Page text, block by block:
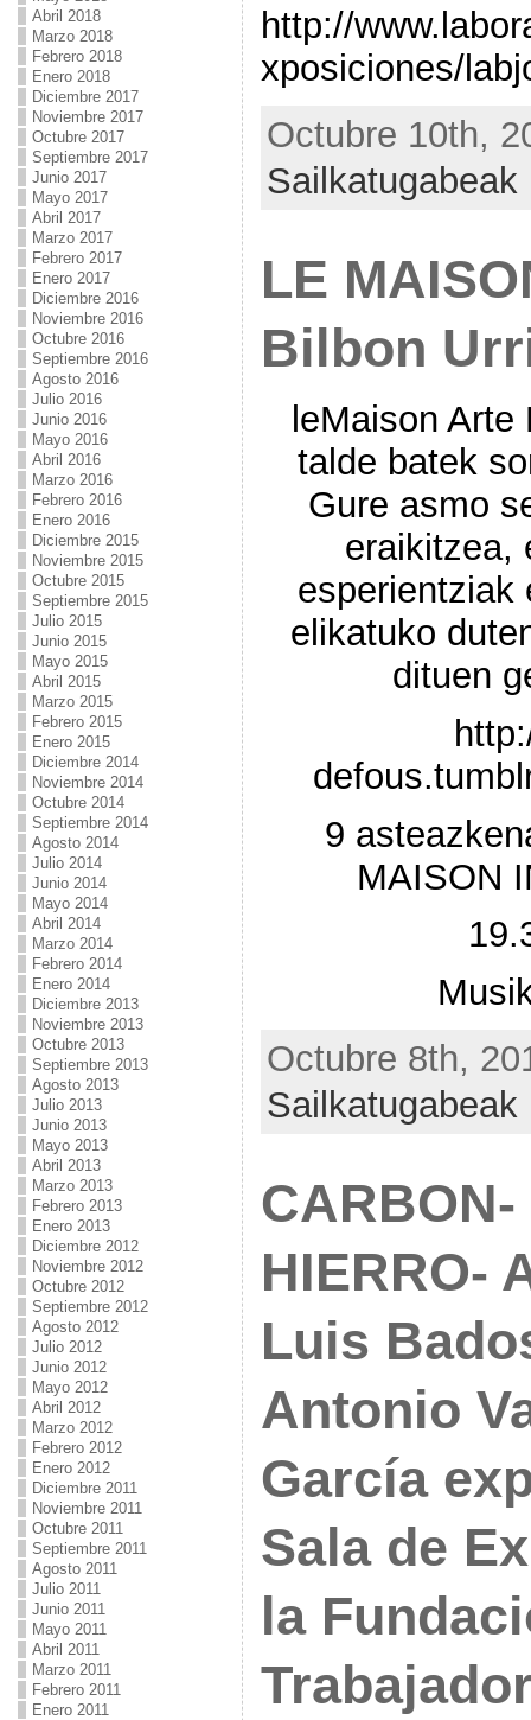
Abril 2018
Marzo 2018
Febrero 2018
Enero 2018
Diciembre 2017
Noviembre 2017
Octubre 2017
Septiembre 2017
Junio 2017
Mayo 2017
Abril 2017
Marzo 2017
Febrero 2017
Enero 2017
Diciembre 2016
Noviembre 2016
Octubre 2016
Septiembre 2016
Agosto 2016
Julio 2016
Junio 2016
Mayo 2016
Abril 2016
Marzo 2016
Febrero 2016
Enero 2016
Diciembre 2015
Noviembre 2015
Octubre 2015
Septiembre 2015
Julio 2015
Junio 2015
Mayo 2015
Abril 2015
Marzo 2015
Febrero 2015
Enero 2015
Diciembre 2014
Noviembre 2014
Octubre 2014
Septiembre 2014
Agosto 2014
Julio 2014
Junio 2014
Mayo 2014
Abril 2014
Marzo 2014
Febrero 2014
Enero 2014
Diciembre 2013
Noviembre 2013
Octubre 2013
Septiembre 2013
Agosto 2013
Julio 2013
Junio 2013
Mayo 2013
Abril 2013
Marzo 2013
Febrero 2013
Enero 2013
Diciembre 2012
Noviembre 2012
Octubre 2012
Septiembre 2012
Agosto 2012
Julio 2012
Junio 2012
Mayo 2012
Abril 2012
Marzo 2012
Febrero 2012
Enero 2012
Diciembre 2011
Noviembre 2011
Octubre 2011
Septiembre 2011
Agosto 2011
Julio 2011
Junio 2011
Mayo 2011
Abril 2011
Marzo 2011
Febrero 2011
Enero 2011
http://
xposiciones/
Octubre 10th,
Sailkatugabeak
LE
Bilbon
leMaison
talde batek
Gure asmo
eraikitzea,
esperientziak
elikatuko
dituen
9
MAISON
Octubre 8th,
Sailkatugabeak
CARBON-
HIERRO-
Luis
Antonio
García
Sala de
la